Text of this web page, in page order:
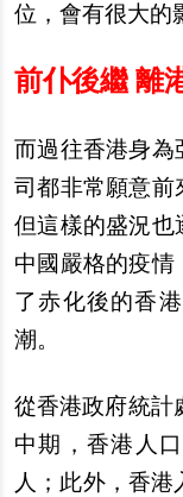
位，會有很大的
前仆後繼 離
而過往香港身為
司都非常願意前
但這樣的盛況也
中國嚴格的疫情
了赤化後的香
潮。
從香港政府統計
中期，香港人
人；此外，香